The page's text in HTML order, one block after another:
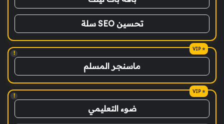
تحسين SEO سلة
!
ماسنجر المسلم
!
ضوء التعليمي